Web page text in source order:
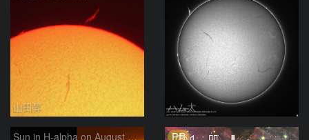
山田昇 ハム太
Sun in H-alpha on August 7, 2026 PR